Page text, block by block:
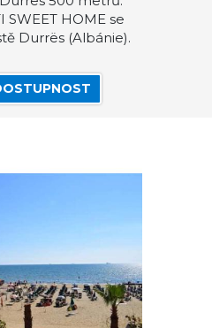
HOME se
Durrës (Albánie).